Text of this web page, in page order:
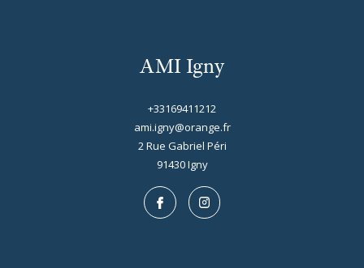
AMI Igny
+33169411212
ami.igny@orange.fr
2 Rue Gabriel Péri
91430 igny